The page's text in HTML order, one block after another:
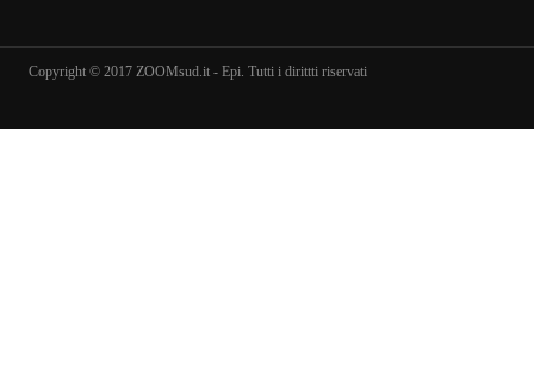
Copyright © 2017 ZOOMsud.it - Epi. Tutti i dirittti riservati